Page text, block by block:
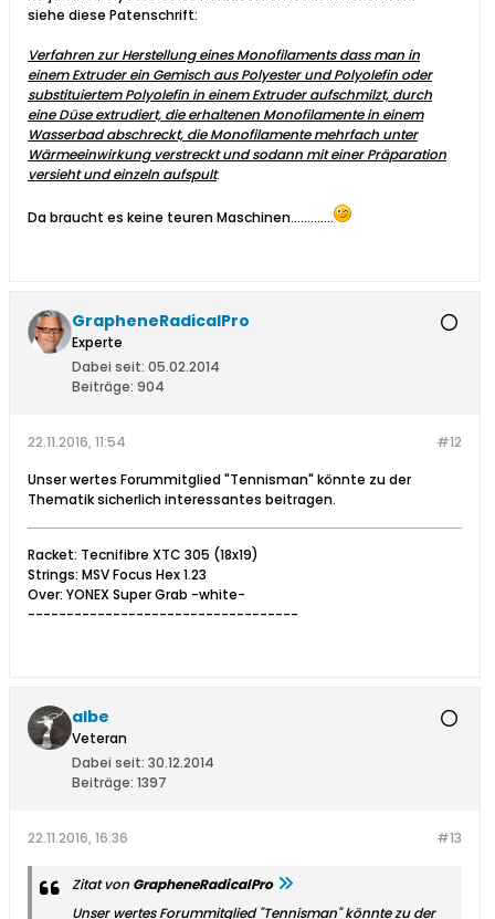
siehe diese Patenschrift:
Verfahren zur Herstellung eines Monofilaments dass man in
einem Extruder ein Gemisch aus Polyester und Polyolefin oder
substituiertem Polyolefin in einem Extruder aufschmilzt, durch
eine Düse extrudiert, die erhaltenen Monofilamente in einem
Wasserbad abschreckt, die Monofilamente mehrfach unter
Wärmeeinwirkung verstreckt und sodann mit einer Präparation
versieht und einzeln aufspult.
Da braucht es keine teuren Maschinen.............
GrapheneRadicalPro
Experte
Dabei seit: 05.02.2014
Beiträge: 904
#12
22.11.2016, 11:54
Unser wertes Forummitglied "Tennisman" könnte zu der
Thematik sicherlich interessantes beitragen.
Racket: Tecnifibre XTC 305 (18x19)
Strings: MSV Focus Hex 1.23
Over: YONEX Super Grab -white-
-----------------------------------
albe
Veteran
Dabei seit: 30.12.2014
Beiträge: 1397
#13
22.11.2016, 16:36
Zitat von GrapheneRadicalPro
Unser wertes Forummitglied "Tennisman" könnte zu der